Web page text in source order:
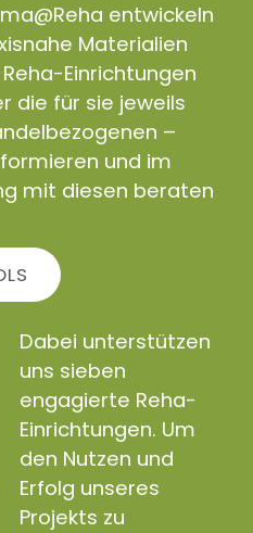
entwickeln
Materialien
Einrichtungen
die für sie jeweils
–
und im
mit diesen beraten
Dabei unterstützen
uns sieben
engagierte Reha-
Einrichtungen. Um
den Nutzen und
Erfolg unseres
Projekts zu